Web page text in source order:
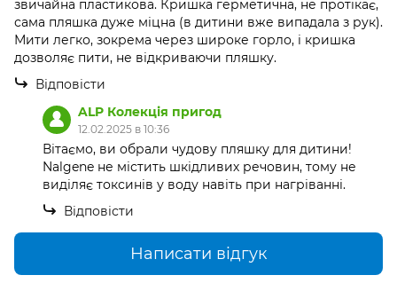
звичайна пластикова. Кришка герметична, не протікає,
сама пляшка дуже міцна (в дитини вже випадала з рук).
Мити легко, зокрема через широке горло, і кришка
дозволяє пити, не відкриваючи пляшку.
Відповісти
ALP Колекція пригод
12.02.2025 в 10:36
Вітаємо, ви обрали чудову пляшку для дитини!
Nalgene не містить шкідливих речовин, тому не
виділяє токсинів у воду навіть при нагріванні.
Відповісти
Написати відгук